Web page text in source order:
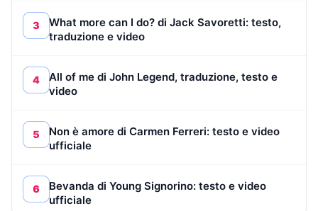
3
What more can I do? di Jack Savoretti: testo,
traduzione e video
4
All of me di John Legend, traduzione, testo e
video
5
Non è amore di Carmen Ferreri: testo e video
ufficiale
6
Bevanda di Young Signorino: testo e video
ufficiale